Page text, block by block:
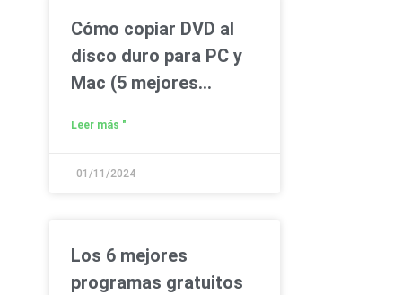
Cómo copiar DVD al
disco duro para PC y
Mac (5 mejores
Leer más "
01/11/2024
Los 6 mejores
programas gratuitos